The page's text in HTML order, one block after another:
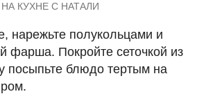
НА КУХНЕ С НАТАЛИ
нарежьте полукольцами и
фарша. Покройте сеточкой из
посыпьте блюдо тертым на